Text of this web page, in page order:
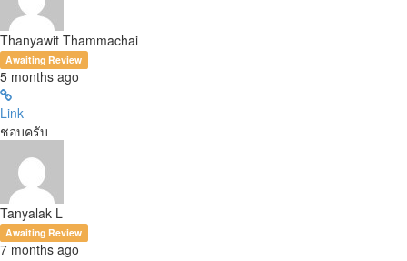
Thanyawit Thammachai
Awaiting Review
5 months ago
Link
ชอบครับ
Tanyalak L
Awaiting Review
7 months ago